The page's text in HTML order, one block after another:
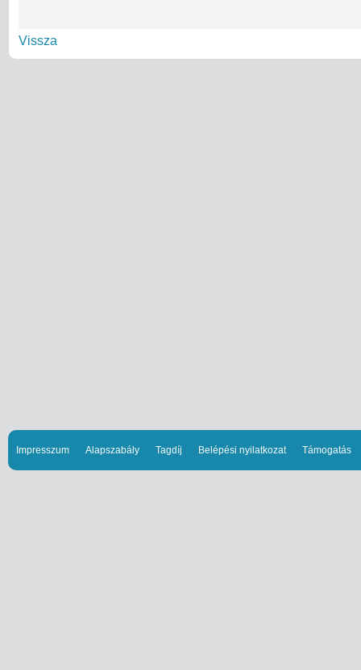
Vissza
Impresszum Alapszabály Tagdíj Belépési nyilatkozat Támogatás